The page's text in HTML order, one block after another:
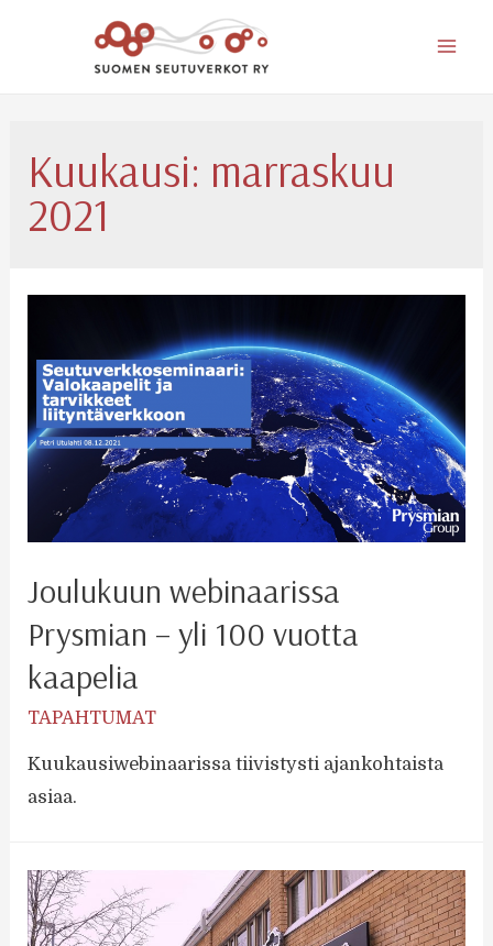
Kuukausi: marraskuu
2021
Joulukuun webinaarissa
Prysmian – yli 100 vuotta
kaapelia
TAPAHTUMAT
Kuukausiwebinaarissa tiivistysti ajankohtaista
asiaa.